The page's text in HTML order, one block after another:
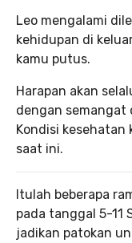
Leo mengalami
kehidupan di
kamu putus.
Harapan akan
dengan semangat
Kondisi kesehatan
saat ini.
Itulah beberapa
pada tanggal 5-11
jadikan patokan